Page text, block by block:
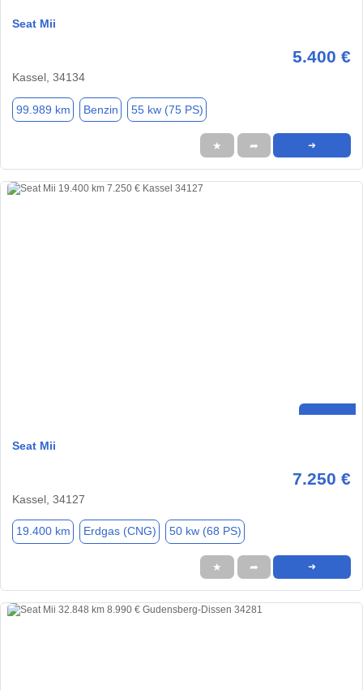
Seat Mii
5.400 €
Kassel, 34134
99.989 km Benzin 55 kw (75 PS)
★ ➦ ➜
Seat Mii
7.250 €
Kassel, 34127
19.400 km Erdgas (CNG) 50 kw (68 PS)
★ ➦ ➜